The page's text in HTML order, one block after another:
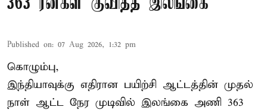
Published on: 07 Aug 2026, 1:32 pm
கொழும்பு,
இந்தியாவுக்கு எதிரான பயிற்சி ஆட்டத்தின் முதல்
நாள் ஆட்ட நேர முடிவில் இலங்கை அணி 363